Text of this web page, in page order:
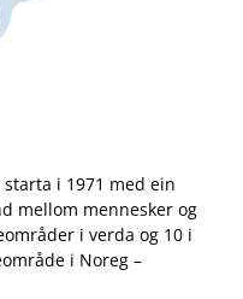
starta i 1971 med ein
mellom mennesker og
i verda og 10 i
i Noreg –